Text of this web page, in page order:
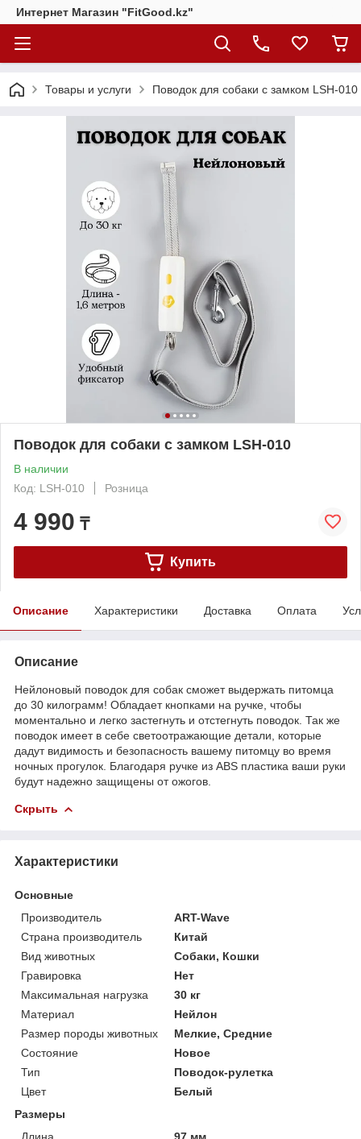
Интернет Магазин "FitGood.kz"
Товары и услуги Поводок для собаки с замком LSH-010
Поводок для собаки с замком LSH-010
В наличии
Код: LSH-010
Розница
4 990 ₸
Купить
Описание Характеристики Доставка Оплата
Описание
Нейлоновый поводок для собак сможет выдержать питомца
до 30 килограмм! Обладает кнопками на ручке, чтобы
моментально и легко застегнуть и отстегнуть поводок. Так же
поводок имеет в себе светоотражающие детали, которые
дадут видимость и безопасность вашему питомцу во время
ночных прогулок. Благодаря ручке из ABS пластика ваши руки
будут надежно защищены от ожогов.
Скрыть
Характеристики
Основные
Производитель
ART-Wave
Страна производитель
Китай
Вид животных
Собаки, Кошки
Гравировка
Нет
Максимальная нагрузка
30 кг
Материал
Нейлон
Размер породы животных
Мелкие, Средние
Состояние
Новое
Тип
Поводок-рулетка
Цвет
Белый
Размеры
Длина
97 мм